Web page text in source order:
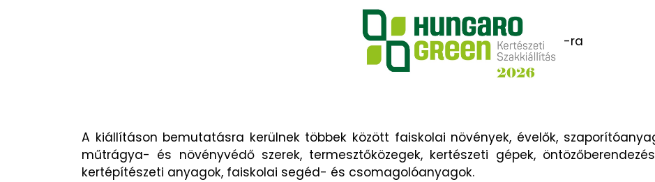
-ra
A kiállításon bemutatásra kerülnek többek között faiskolai növények, évelők,
műtrágya- és növényvédő szerek, termesztőközegek, kertészeti gépek,
kertépítészeti anyagok, faiskolai segéd- és csomagolóanyagok.